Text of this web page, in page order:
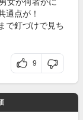
通点が！
で釘づけで見ち
9